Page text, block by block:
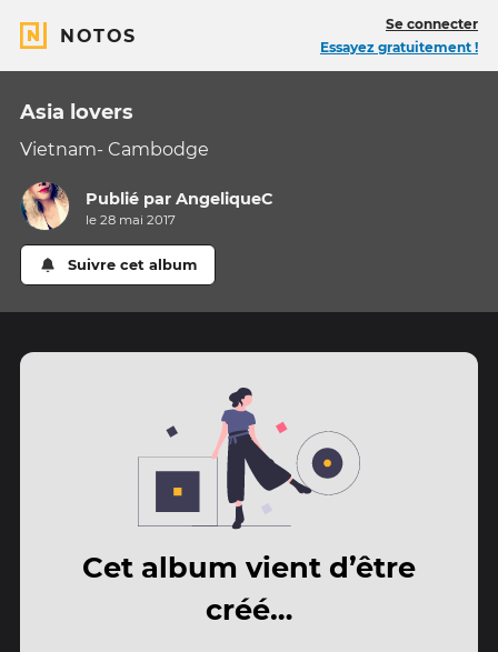
NOTOS
Se connecter
Essayez gratuitement !
Asia lovers
Vietnam- Cambodge
Publié parAngeliqueC
le 28 mai 2017
Suivre cet album
Cet album vient d’être
créé…